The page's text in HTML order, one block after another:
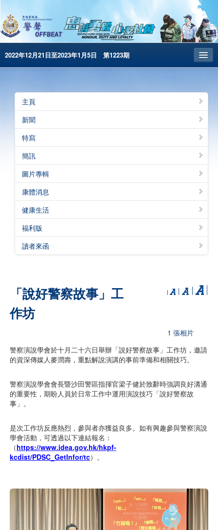
2022年12月21日至2023年1月5日 第1223期
昔日警聲
警務處主頁
简体版
English
電子書版
警聲特刊
主頁
新聞
特寫
簡訊
圖片專輯
康體消息
健康生活
福利版
讀者來函
「說好警察故事」工
作坊
1 張相片
警察演說學會於十月二十六日舉辦「說好警察故事」工作坊，邀請
的資深傳媒人麥潤壽，重點解說演講的事前準備和相關技巧。
警察演說學會會長暨沙田警區指揮官梁子健於致辭時強調良好溝通
的重要性，期盼人員於日常工作中運用演說技巧「說好警察故
事」。
是次工作坊反應熱烈，參與者亦獲益良多。如有興趣參與警察演說
學會活動，可透過以下連結報名：
（https://www.idea.gov.hk/hkpf-
kcdist/PDSC_GetInfor/tc）。